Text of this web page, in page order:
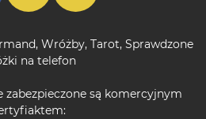
, Wróżby, Tarot, Sprawdzone
na telefon
zabezpieczone są komercyjnym